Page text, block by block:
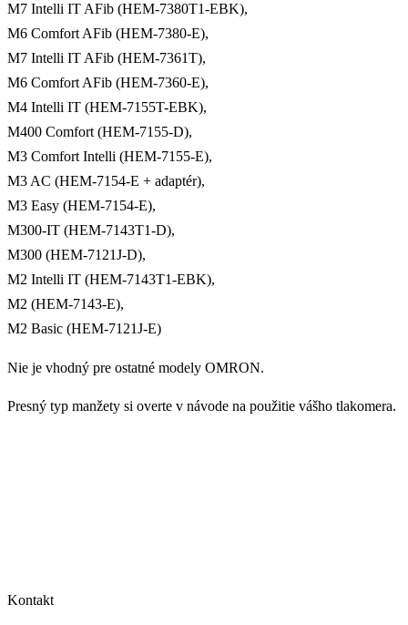
M7 Intelli IT AFib (HEM-7380T1-EBK),
M6 Comfort AFib (HEM-7380-E),
M7 Intelli IT AFib (HEM-7361T),
M6 Comfort AFib (HEM-7360-E),
M4 Intelli IT (HEM-7155T-EBK),
M400 Comfort (HEM-7155-D),
M3 Comfort Intelli (HEM-7155-E),
M3 AC (HEM-7154-E + adaptér),
M3 Easy (HEM-7154-E),
M300-IT (HEM-7143T1-D),
M300 (HEM-7121J-D),
M2 Intelli IT (HEM-7143T1-EBK),
M2 (HEM-7143-E),
M2 Basic (HEM-7121J-E)
Nie je vhodný pre ostatné modely OMRON.
Presný typ manžety si overte v návode na použitie vášho tlakomera.
Kontakt